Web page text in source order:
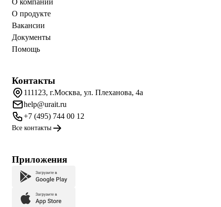
О компании
О продукте
Вакансии
Документы
Помощь
Контакты
111123, г.Москва, ул. Плеханова, 4а
help@urait.ru
+7 (495) 744 00 12
Все контакты
Приложения